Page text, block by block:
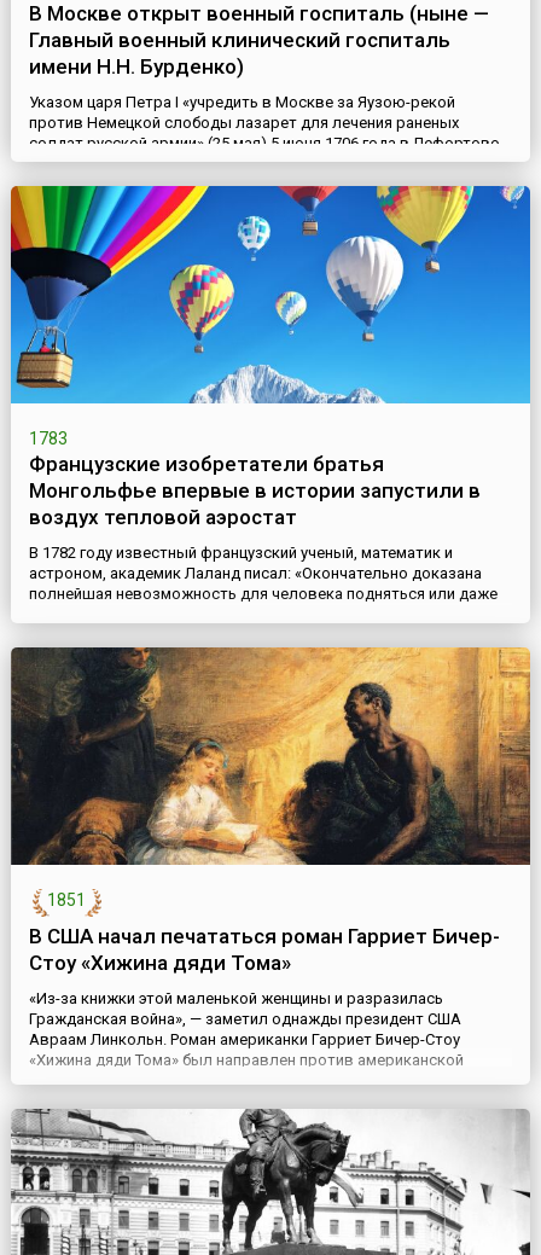
В Москве открыт военный госпиталь (ныне —
Главный военный клинический госпиталь
имени Н.Н. Бурденко)
Указом царя Петра I «учредить в Москве за Яузою-рекой
против Немецкой слободы лазарет для лечения раненых
солдат русской армии» (25 мая) 5 июня 1706 года в Лефортово
был открыт военный госпиталь, который стал первым
государственным медицинским учреждением России. В здании
больницы была открыта также первая Медико-хирургическая
школа во главе с лейб-медиком Николаем Бидлоо. В 1770-1771
годах го...
1783
Французские изобретатели братья
Монгольфье впервые в истории запустили в
воздух тепловой аэростат
В 1782 году известный французский ученый, математик и
астроном, академик Лаланд писал: «Окончательно доказана
полнейшая невозможность для человека подняться или даже
пустотные тела».Тем большая заслуга скромных
соотечественников знаменитого ученого, братьев Монгольфье,
что они не...
1851
В США начал печататься роман Гарриет Бичер-
Стоу «Хижина дяди Тома»
«Из-за книжки этой маленькой женщины и разразилась
Гражданская война», — заметил однажды президент США
Авраам Линкольн. Роман американки Гарриет Бичер-Стоу
«Хижина дяди Тома» был направлен против американской
рабовладельческой системы. В своем произведении
показала тоску и отчаяние, разрывающие сердца, когда по
чужой воле рушились тыся...